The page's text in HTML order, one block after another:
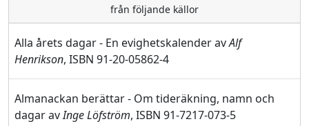
från följande källor
Alla årets dagar - En evighetskalender avAlf
Henrikson, ISBN 91-20-05862-4
Almanackan berättar - Om tideräkning, namn och
dagar avInge Löfström, ISBN 91-7217-073-5